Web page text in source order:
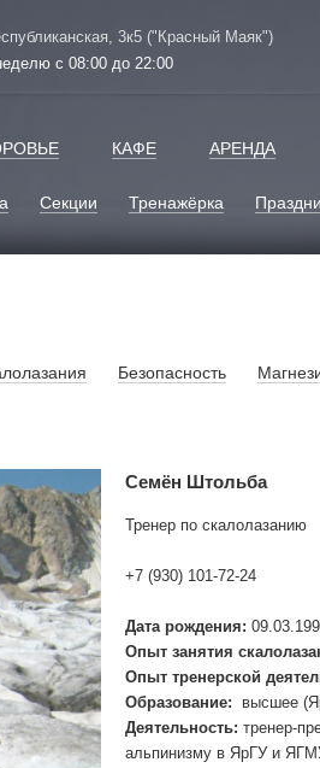
3к5 ("Красный Маяк")
с 08:00 до 22:00
КАФЕ АРЕНДА
Секции Тренажёрка
Безопасность
Семён Штольба
Тренер по скалолазанию
+7 (930) 101-72-
Дата рождения:
Опыт занятия
Опыт тренерской
Образование: высшее
Деятельность: тренер-
альпинизму в ЯрГУ и